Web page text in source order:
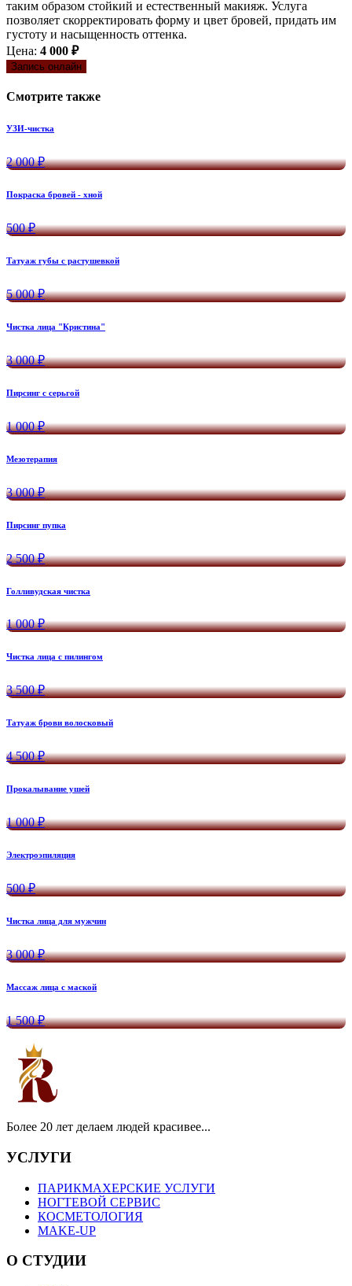
таким образом стойкий и естественный макияж. Услуга
позволяет скорректировать форму и цвет бровей, придать им
густоту и насыщенность оттенка.
Цена: 4 000 ₽
Запись онлайн
Смотрите также
УЗИ-чистка
2 000 ₽
Покраска бровей - хной
500 ₽
Татуаж губы с растушевкой
5 000 ₽
Чистка лица "Кристина"
3 000 ₽
Пирсинг с серьгой
1 000 ₽
Мезотерапия
3 000 ₽
Пирсинг пупка
2 500 ₽
Голливудская чистка
1 000 ₽
Чистка лица с пилингом
3 500 ₽
Татуаж брови волосковый
4 500 ₽
Прокалывание ушей
1 000 ₽
Электроэпиляция
500 ₽
Чистка лица для мужчин
3 000 ₽
Массаж лица с маской
1 500 ₽
Более 20 лет делаем людей красивее...
УСЛУГИ
ПАРИКМАХЕРСКИЕ УСЛУГИ
НОГТЕВОЙ СЕРВИС
КОСМЕТОЛОГИЯ
MAKE-UP
О СТУДИИ